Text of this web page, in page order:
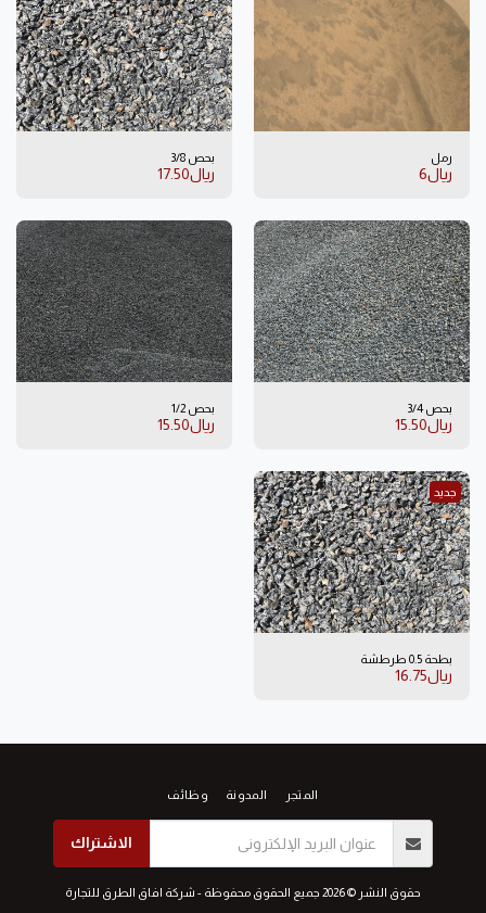
رمل
﷼6
بحص 3/8
﷼17.50
بحص 3/4
﷼15.50
بحص 1/2
﷼15.50
جديد
بطحة 0.5 طرطشة
﷼16.75
المتجر المدونة وظائف
الاشتراك
حقوق النشر © 2026 جميع الحقوق محفوظة - شركة افاق الطرق للتجارة